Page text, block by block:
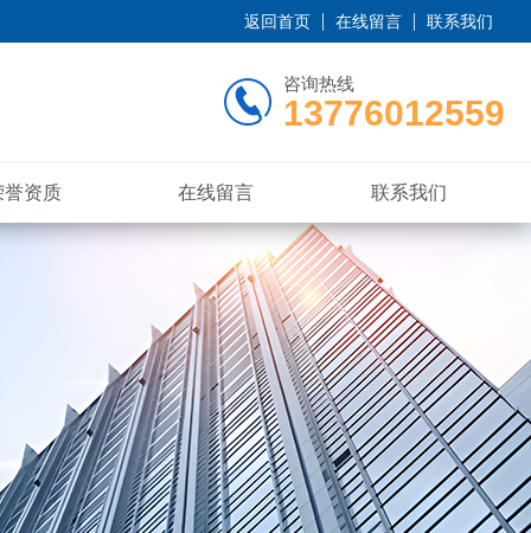
返回首页 在线留言 联系我们
咨询热线
13776012559
誉资质 在线留言 联系我们